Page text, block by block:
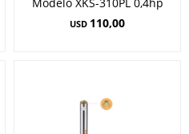
USD 110,00